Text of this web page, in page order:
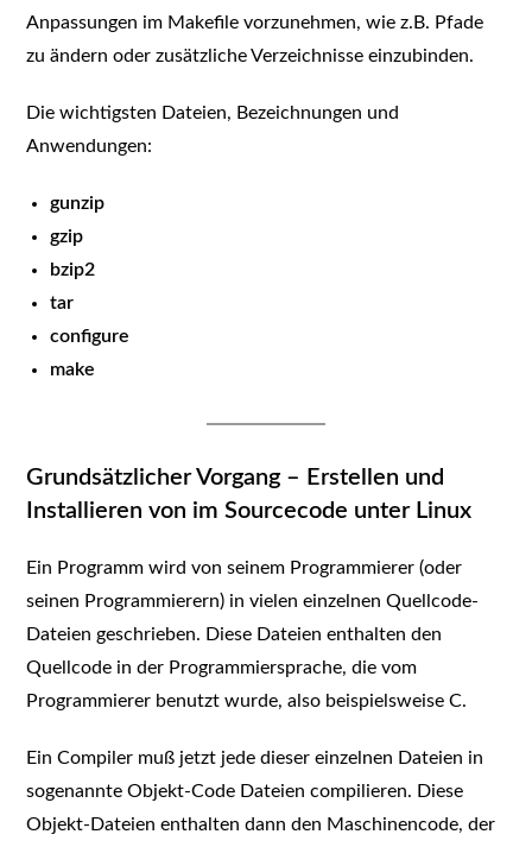
Anpassungen im Makefile vorzunehmen, wie z.B. Pfade
zu ändern oder zusätzliche Verzeichnisse einzubinden.
Die wichtigsten Dateien, Bezeichnungen und
Anwendungen:
gunzip
gzip
bzip2
tar
configure
make
Grundsätzlicher Vorgang – Erstellen und
Installieren von im Sourcecode unter Linux
Ein Programm wird von seinem Programmierer (oder
seinen Programmierern) in vielen einzelnen Quellcode-
Dateien geschrieben. Diese Dateien enthalten den
Quellcode in der Programmiersprache, die vom
Programmierer benutzt wurde, also beispielsweise C.
Ein Compiler muß jetzt jede dieser einzelnen Dateien in
sogenannte Objekt-Code Dateien compilieren. Diese
Objekt-Dateien enthalten dann den Maschinencode, der